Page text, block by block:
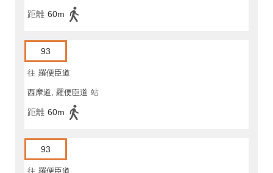
距離 60m
93
往 羅便臣道
西摩道, 羅便臣道 站
距離 60m
93
往 羅便臣道